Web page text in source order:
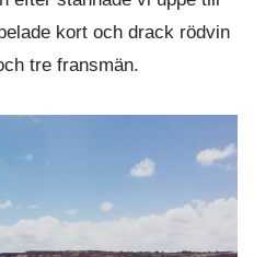
kort och drack rödvin
tre fransmän.